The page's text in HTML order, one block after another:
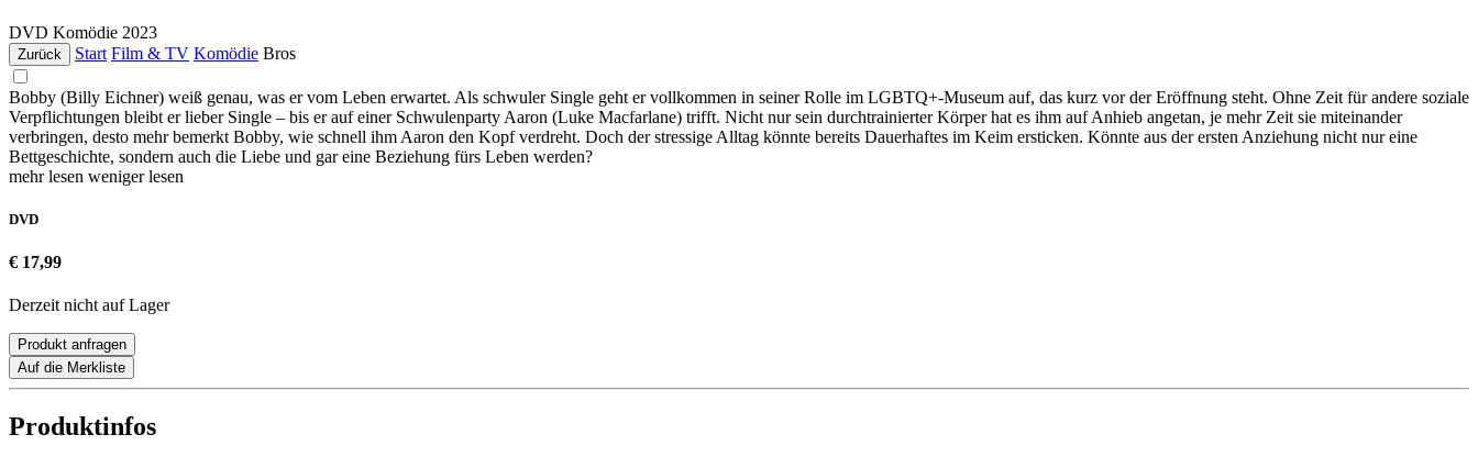
DVD Komödie 2023
Zurück Start Film & TV Komödie Bros
Bobby (Billy Eichner) weiß genau, was er vom Leben erwartet. Als schwuler Single geht er vollkommen in seiner Rolle im LGBTQ+-Museum auf, das kurz vor der Eröffnung steht. Ohne Zeit für andere soziale
Verpflichtungen bleibt er lieber Single – bis er auf einer Schwulenparty Aaron (Luke Macfarlane) trifft. Nicht nur sein durchtrainierter Körper hat es ihm auf Anhieb angetan, je mehr Zeit sie miteinander
verbringen, desto mehr bemerkt Bobby, wie schnell ihm Aaron den Kopf verdreht. Doch der stressige Alltag könnte bereits Dauerhaftes im Keim ersticken. Könnte aus der ersten Anziehung nicht nur eine
Bettgeschichte, sondern auch die Liebe und gar eine Beziehung fürs Leben werden?
mehr lesen weniger lesen
DVD
€ 17,99
Derzeit nicht auf Lager
Produkt anfragen
Auf die Merkliste
Produktinfos